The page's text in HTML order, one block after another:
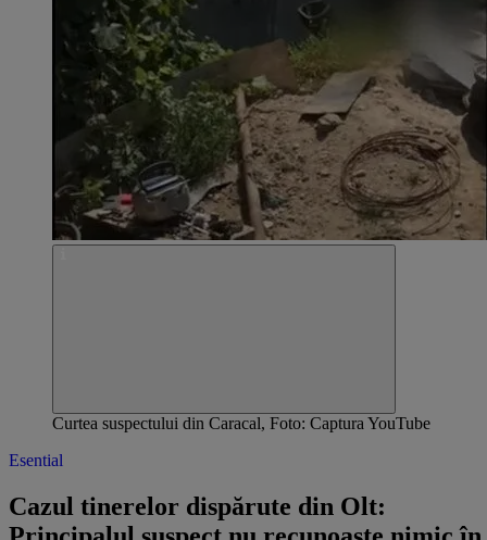
Curtea suspectului din Caracal, Foto: Captura YouTube
Esential
Cazul tinerelor dispărute din Olt: